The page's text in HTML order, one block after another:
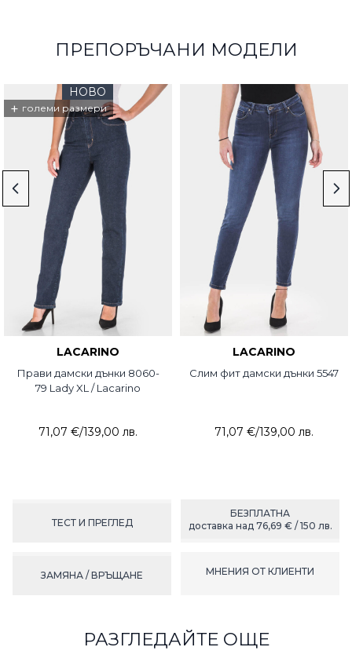
ПРЕПОРЪЧАНИ МОДЕЛИ
НОВО
+ големи размери
LACARINO
Прави дамски дънки 8060-
79 Lady XL / Lacarino
71,07 €/139,00 лв.
LACARINO
Слим фит дамски дънки 5547
71,07 €/139,00 лв.
ТЕСТ И ПРЕГЛЕД
БЕЗПЛАТНА
доставка над 76,69 € / 150 лв.
ЗАМЯНА / ВРЪЩАНЕ МНЕНИЯ ОТ КЛИЕНТИ
РАЗГЛЕДАЙТЕ ОЩЕ